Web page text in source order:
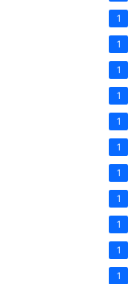
1
1
1
1
1
1
1
1
1
1
1